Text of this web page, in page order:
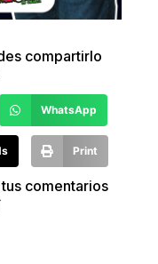
compartirlo
WhatsApp
Print
comentarios